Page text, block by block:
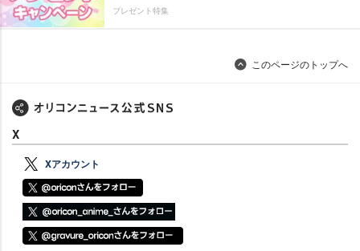
プレゼント特集
このページのトップへ
X
Xアカウント